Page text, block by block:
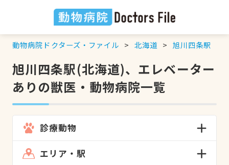
動物病院ドクターズ・ファイル 北海道 旭川四条駅
旭川四条駅(北海道)、エレベーター
ありの獣医・動物病院一覧
診療動物
エリア・駅